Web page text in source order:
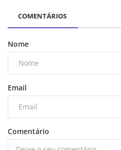
COMENTÁRIOS
Nome
Email
Comentário